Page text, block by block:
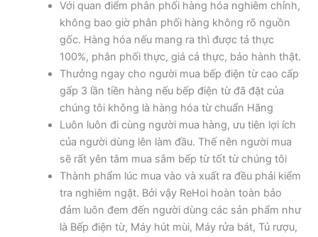
Với quan điểm phân phối hàng hóa nghiêm chỉnh,
không bao giờ phân phối hàng không rõ nguồn
gốc. Hàng hóa nếu mang ra thì được tả thực
100%, phân phối thực, giá cả thực, bảo hành thật.
Thưởng ngay cho người mua bếp điện từ cao cấp
gấp 3 lần tiền hàng nếu bếp điện từ đã đặt của
chúng tôi không là hàng hóa từ chuẩn Hãng
Luôn luôn đi cùng người mua hàng, ưu tiên lợi ích
của người dùng lên làm đầu. Thế nên người mua
sẽ rất yên tâm mua sắm bếp từ tốt từ chúng tôi
Thành phẩm lúc mua vào và xuất ra đều phải kiểm
tra nghiêm ngặt. Bởi vậy ReHoi hoàn toàn bảo
đảm luôn đem đến người dùng các sản phẩm như
là Bếp điện từ, Máy hút mùi, Máy rửa bát, Tủ rượu,